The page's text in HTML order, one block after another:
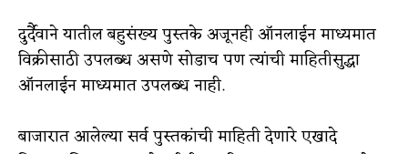
दुर्दैवाने यातील बहुसंख्य पुस्तके अजूनही ऑनलाईन माध्यमात
विक्रीसाठी उपलब्ध असणे सोडाच पण त्यांची माहितीसुद्धा
ऑनलाईन माध्यमात उपलब्ध नाही.
बाजारात आलेल्या सर्व पुस्तकांची माहिती देणारे एखादे